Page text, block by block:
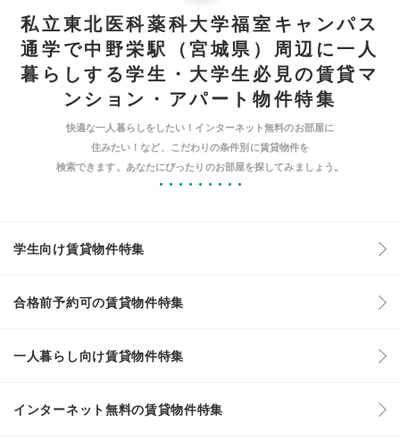
私立東北医科薬科大学福室キャンパス
通学で中野栄駅（宮城県）周辺に一人
暮らしする学生・大学生必見の賃貸マ
ンション・アパート物件特集
快適な一人暮らしをしたい！インターネット無料のお部屋に
住みたい！など、こだわりの条件別に賃貸物件を
検索できます。あなたにぴったりのお部屋を探してみましょう。
学生向け賃貸物件特集
合格前予約可の賃貸物件特集
一人暮らし向け賃貸物件特集
インターネット無料の賃貸物件特集